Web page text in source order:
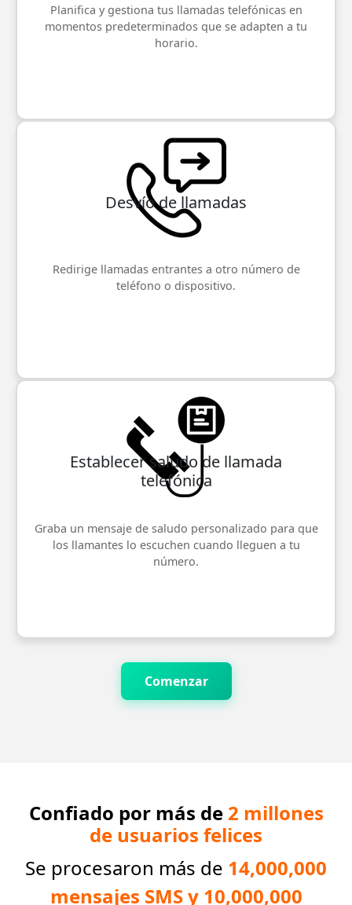
Planifica y gestiona tus llamadas telefónicas en
momentos predeterminados que se adapten a tu
horario.
Desvío de llamadas
Redirige llamadas entrantes a otro número de
teléfono o dispositivo.
Establecer saludo de llamada
telefónica
Graba un mensaje de saludo personalizado para que
los llamantes lo escuchen cuando lleguen a tu
número.
Comenzar
Confiado por más de 2 millones
de usuarios felices
Se procesaron más de 14,000,000
mensajes SMS y 10,000,000